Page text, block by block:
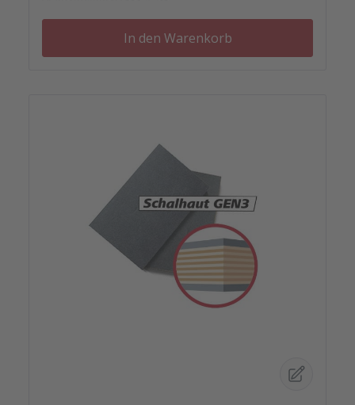
Nieten, Schrauben, Kunststoffeinsätzen bis zu
Reparaturplättchen.In den Warenkorb